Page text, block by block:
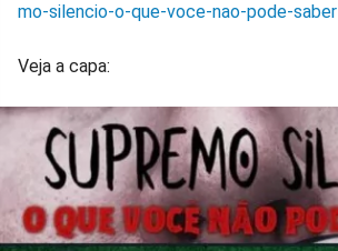
mo-silencio-o-que-voce-nao-pode-saber
Veja a capa: